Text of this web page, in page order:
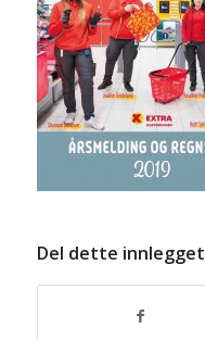
Del dette innlegget